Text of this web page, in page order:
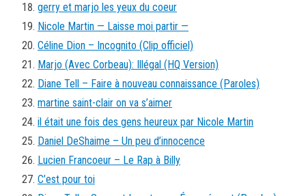
gerry et marjo les yeux du coeur
Nicole Martin — Laisse moi partir —
Céline Dion – Incognito (Clip officiel)
Marjo (Avec Corbeau): Illégal (HQ Version)
Diane Tell – Faire à nouveau connaissance (Paroles)
martine saint-clair on va s’aimer
il était une fois des gens heureux par Nicole Martin
Daniel DeShaime – Un peu d’innocence
Lucien Francoeur – Le Rap à Billy
C’est pour toi